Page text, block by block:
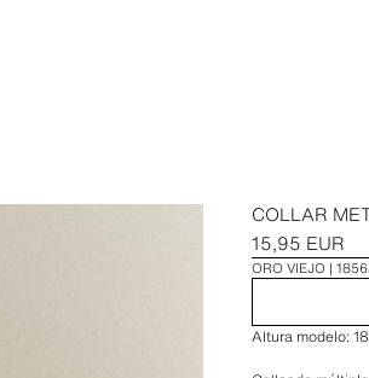
COLLAR
15,95 EUR
ORO VIEJO
Altura modelo: